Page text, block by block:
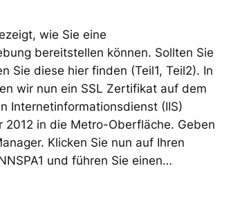
wie Sie eine
bereitstellen können. Sollten Sie
Sie diese hier finden (Teil1, Teil2). In
wir nun ein SSL Zertifikat auf dem
Internetinformationsdienst (IIS)
2012 in die Metro-Oberfläche. Geben
Klicken Sie nun auf Ihren
und führen Sie einen…